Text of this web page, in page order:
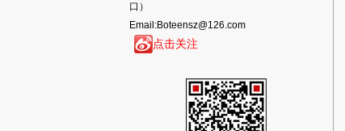
口）
Email:Boteensz@126.com
点击关注